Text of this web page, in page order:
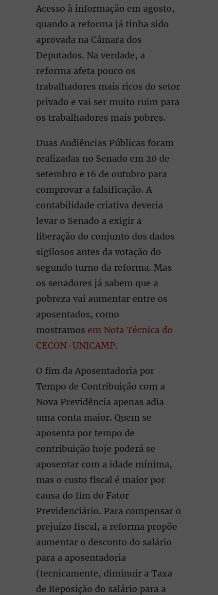
Acesso à informação em agosto,
quando a reforma já tinha sido
aprovada na Câmara dos
Deputados. Na verdade, a
reforma afeta pouco os
trabalhadores mais ricos do setor
privado e vai ser muito ruim para
os trabalhadores mais pobres.
Duas Audiências Públicas foram
realizadas no Senado em 20 de
setembro e 16 de outubro para
comprovar a falsificação. A
contabilidade criativa deveria
levar o Senado a exigir a
liberação do conjunto dos dados
sigilosos antes da votação do
segundo turno da reforma. Mas
os senadores já sabem que a
pobreza vai aumentar entre os
aposentados, como
mostramos em Nota Técnica do
CECON-UNICAMP.
O fim da Aposentadoria por
Tempo de Contribuição com a
Nova Previdência apenas adia
uma conta maior. Quem se
aposenta por tempo de
contribuição hoje poderá se
aposentar com a idade mínima,
mas o custo fiscal é maior por
causa do fim do Fator
Previdenciário. Para compensar o
prejuízo fiscal, a reforma propõe
aumentar o desconto do salário
para a aposentadoria
(tecnicamente, diminuir a Taxa
de Reposição do salário para a